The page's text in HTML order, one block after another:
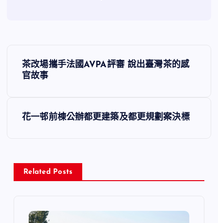
文
章
覽
茶改場攜手法國AVPA評審 說出臺灣茶的感
官故事
花一邨前棟公辦都更建築及都更規劃案決標
Related Posts